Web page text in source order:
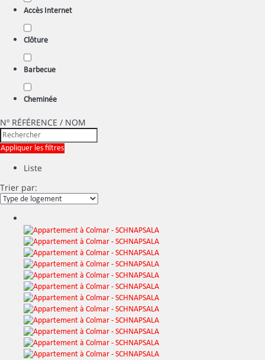
Accès Internet
Clôture
Barbecue
Cheminée
Nº RÉFÉRENCE / NOM
Appliquer les filtres
Liste
Trier par: